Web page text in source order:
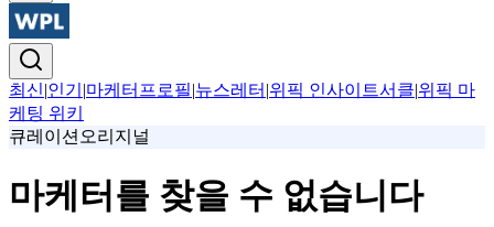
최신|인기 |마케터프로필|뉴스레터 |위픽 인사이트서클|위픽 마
케팅 위키
큐레이션 오리지널
마케터를 찾을 수 없습니다